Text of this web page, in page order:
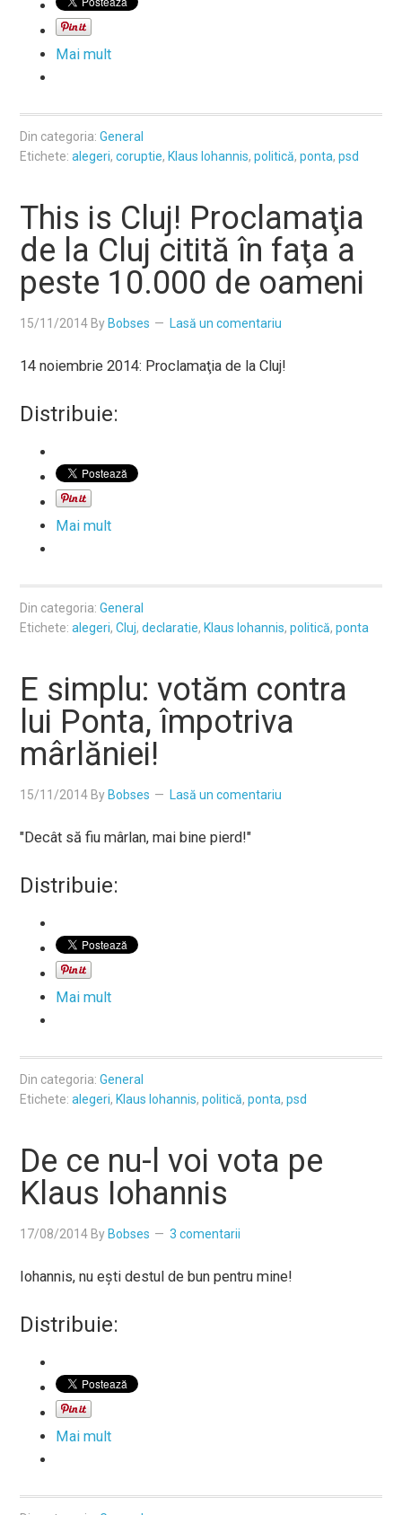
Mai mult
Din categoria:General
Etichete:alegeri,coruptie, Klaus Iohannis,politică,ponta,psd
This is Cluj! Proclamaţia
de la Cluj citită în faţa a
peste 10.000 de oameni
15/11/2014 By Bobses Lasă un comentariu
14 noiembrie 2014: Proclamaţia de la Cluj!
Distribuie:
Mai mult
Din categoria:General
Etichete:alegeri,Cluj,declaratie, Klaus Iohannis,politică,ponta
E simplu: votăm contra
lui Ponta, împotriva
mârlăniei!
15/11/2014 By Bobses Lasă un comentariu
"Decât să fiu mârlan, mai bine pierd!"
Distribuie:
Mai mult
Din categoria:General
Etichete:alegeri, Klaus Iohannis,politică,ponta,psd
De ce nu-l voi vota pe
Klaus Iohannis
17/08/2014 By Bobses 3 comentarii
Iohannis, nu eşti destul de bun pentru mine!
Distribuie:
Mai mult